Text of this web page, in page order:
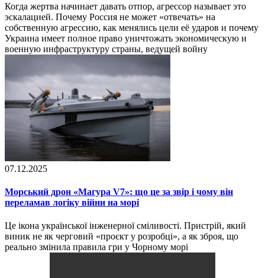
Когда жертва начинает давать отпор, агрессор называет это
эскалацией. Почему Россия не может «отвечать» на
собственную агрессию, как менялись цели её ударов и почему
Украина имеет полное право уничтожать экономическую и
военную инфраструктуру страны, ведущей войну
07.12.2025
Морський дрон «Магура V7»: що це за звір і чому він
переламав логіку війни на морі
Це ікона української інженерної сміливості. Пристрій, який
виник не як черговий «проєкт у розробці», а як зброя, що
реально змінила правила гри у Чорному морі